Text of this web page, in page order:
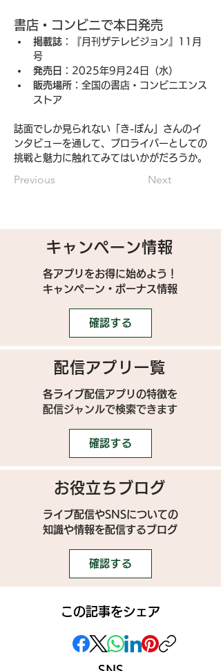
書店・コンビニで本日発売
掲載誌 ：『月刊ザテレビジョン』11月
号
発売日
：2025年9月24日（水）
販売場所 ：全国の書店・コンビニエンス
ストア
誌面でしか見られない「き-ぽん」さんのイ
ンタビューを通して、プロライバーとしての
挑戦と魅力に触れてみてはいかがだろうか。
Previous Next
キャンペーン情報
各アプリをお得に始めよう！
キャンペーン・ボーナス情報
確認する
配信アプリ一覧
各ライブ配信アプリの特徴を
配信ジャンルで検索できます
確認する
お役立ちブログ
ライブ配信やSNSについての
​知識や情報を配信するブログ
確認する
この記事をシェア